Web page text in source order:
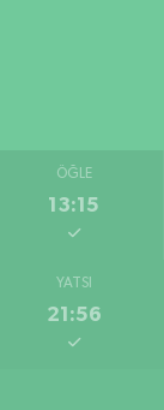
ÖĞLE
13:15
YATSI
21:56